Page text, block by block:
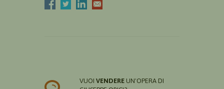
VUOI VENDERE UN'OPERA DI